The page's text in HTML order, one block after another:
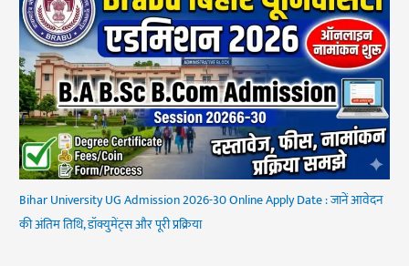
Bihar University UG Admission 2026-30 Online Apply Date : जानें आवेदन
की अंतिम तिथि, डॉक्युमेंट्स और पूरी प्रक्रिया